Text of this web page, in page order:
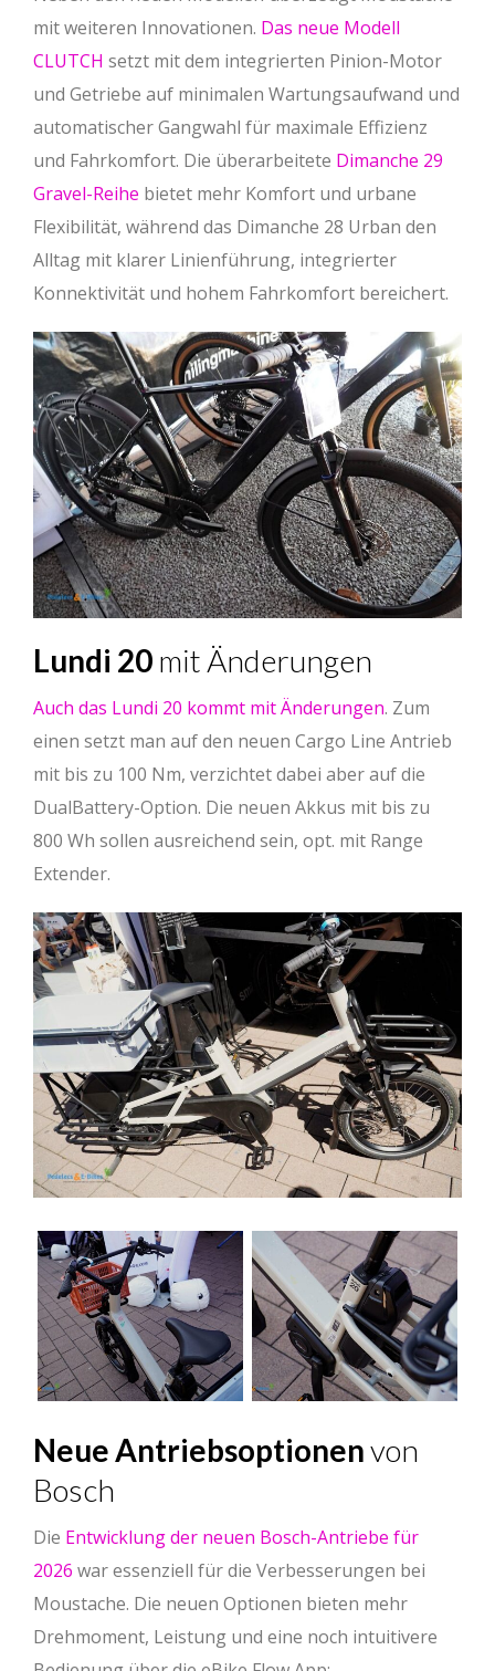
mit weiteren Innovationen. Das neue Modell
CLUTCH setzt mit dem integrierten Pinion-Motor
und Getriebe auf minimalen Wartungsaufwand und
automatischer Gangwahl für maximale Effizienz
und Fahrkomfort. Die überarbeitete Dimanche 29
Gravel-Reihe bietet mehr Komfort und urbane
Flexibilität, während das Dimanche 28 Urban den
Alltag mit klarer Linienführung, integrierter
Konnektivität und hohem Fahrkomfort bereichert.
Lundi 20 mit Änderungen
Auch das Lundi 20 kommt mit Änderungen. Zum
einen setzt man auf den neuen Cargo Line Antrieb
mit bis zu 100 Nm, verzichtet dabei aber auf die
DualBattery-Option. Die neuen Akkus mit bis zu
800 Wh sollen ausreichend sein, opt. mit Range
Extender.
Neue Antriebsoptionenvon
Bosch
Die Entwicklung der neuen Bosch-Antriebe für
2026 war essenziell für die Verbesserungen bei
Moustache. Die neuen Optionen bieten mehr
Drehmoment, Leistung und eine noch intuitivere